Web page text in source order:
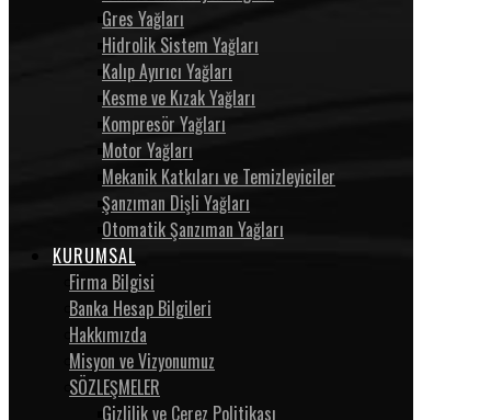
Gres Yağları
Hidrolik Sistem Yağları
Kalıp Ayırıcı Yağları
Kesme ve Kızak Yağları
Kompresör Yağları
Motor Yağları
Mekanik Katkıları ve Temizleyiciler
Şanzıman Dişli Yağları
Otomatik Şanzıman Yağları
KURUMSAL
Firma Bilgisi
Banka Hesap Bilgileri
Hakkımızda
Misyon ve Vizyonumuz
SÖZLEŞMELER
Gizlilik ve Çerez Politikası